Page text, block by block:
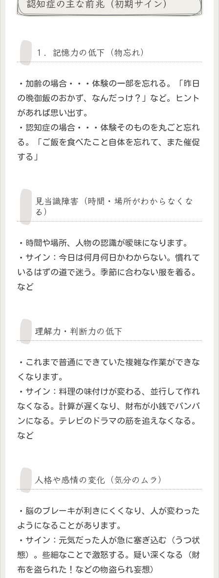
認知症の主な前兆（初期サイン）
１．記憶力の低下（物忘れ）
・加齢の場合・・・体験の一部を忘れる。「昨日
の晩御飯のおかず、なんだっけ？」など。ヒント
があれば思い出す。
・認知症の場合・・・体験そのものを丸ごと忘れ
る。「ご飯を食べたこと自体を忘れて、また催促
する」
見当識障害（時間・場所がわからなくな
る）
・時間や場所、人物の認識が曖昧になります。
・サイン：今日は何月何日かわからない。慣れて
いるはずの道で迷う。季節に合わない服を着る。
など
理解力・判断力の低下
・これまで普通にできていた複雑な作業ができな
くなります。
・サイン：料理の味付けが変わる、並行して作れ
なくなる。計算が遅くなり、財布が小銭でパンパ
ンになる。テレビのドラマの筋を追えなくなる。
など
人格や感情の変化（気分のムラ）
・脳のブレーキが利きにくくなり、人が変わった
ようになることがあります。
・サイン：元気だった人が急に塞ぎ込む（うつ状
態）。些細なことで激怒する。疑い深くなる（財
布を盗られた！などの物盗られ妄想）